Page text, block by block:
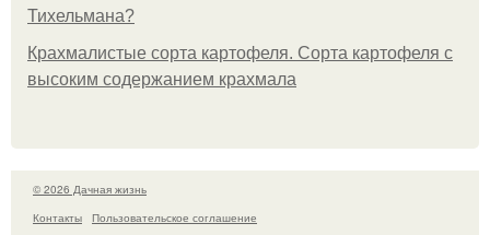
Тихельмана?
Крахмалистые сорта картофеля. Сорта картофеля с
высоким содержанием крахмала
© 2026 Дачная жизнь
Контакты
Пользовательское соглашение